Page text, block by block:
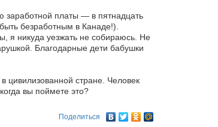
заработной платы — в пятнадцать
безработным в Канаде!).
я никуда уезжать не собираюсь. Не
Благодарные дети бабушки
цивилизованной стране. Человек
вы поймете это?
Поделиться